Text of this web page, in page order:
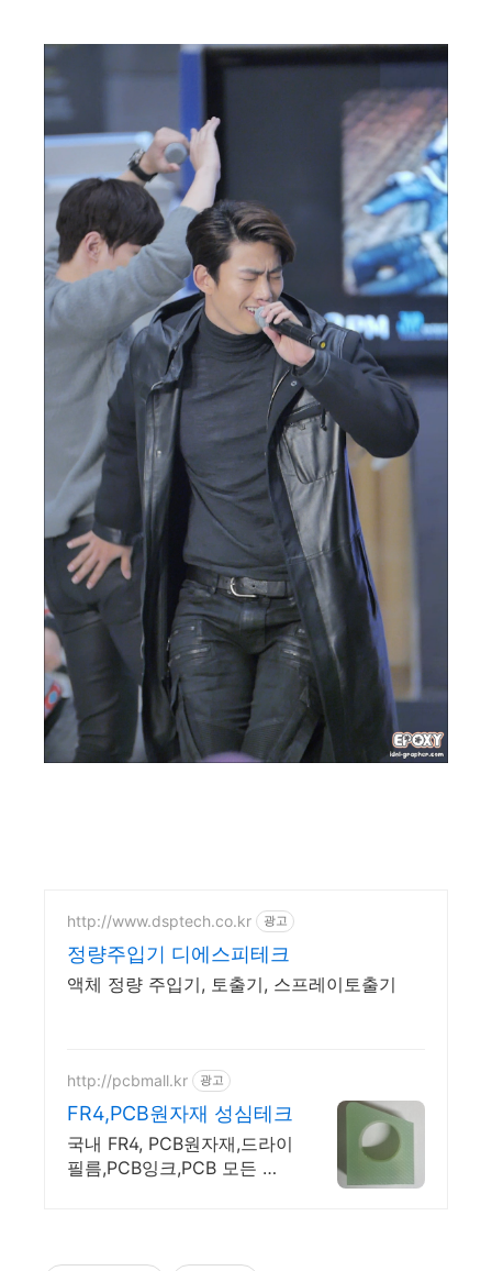
http://www.dsptech.co.kr 광고
정량주입기 디에스피테크
액체 정량 주입기, 토출기, 스프레이토출기
http://pcbmall.kr 광고
FR4,PCB원자재 성심테크
국내 FR4, PCB원자재,드라이
필름,PCB잉크,PCB 모든 부